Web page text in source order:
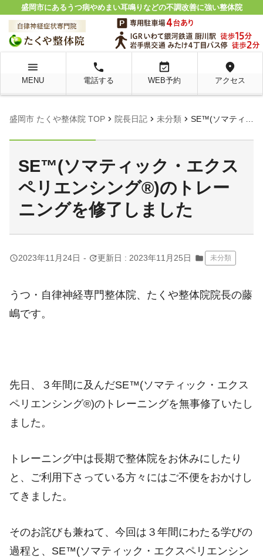
盛岡市にあるうつ病やめまい耳鳴りなどの不調改善に強い整体院
menu
MENU
local_phone
電話する
event_available
WEB予約
location_on
アクセス
盛岡市 たくや整体院 TOP chevron_right 院長日記 chevron_right 未分類 chevron_right SE™(ソマティック・エクスペリエンシング®)のトレーニングを修了しました
SE™(ソマティック・エクス
ペリエンシング®)のトレー
ニングを修了しました
query_builder2023年11月24日 - update更新日 : 2023年11月25日 folder 未分類
うつ・自律神経専門整体院、たくや整体院院長の藤
嶋です。
先日、３年間に及んだSE™(ソマティック・エクス
ペリエンシング®)のトレーニングを無事修了いたし
ました。
トレーニング中は長期で整体院をお休みにしたり
と、ご利用下さっている方々にはご不便をおかけし
てきました。
そのお詫びも兼ねて、今回は３年間にわたる学びの
過程と、SE™(ソマティック・エクスペリエンシン